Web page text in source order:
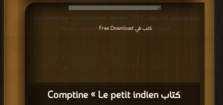
كتاب Comptine « Le petit indien
قراءة و تحميل كتاب كتاب Comptine « Le petit indien Wanikou » PDF مجانا |
مكتبة > كتب في Free Download | التحميل : مرة/مرات